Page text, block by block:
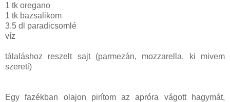
1 tk oregano
1 tk bazsalikom
3.5 dl paradicsomlé
víz
tálaláshoz reszelt sajt (parmezán, mozzarella, ki mivem
szereti)
Egy fazékban olajon pirítom az apróra vágott hagymát,